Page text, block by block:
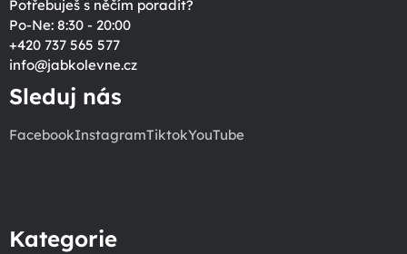
Potřebuješ s něčím poradit?
Po-Ne: 8:30 - 20:00
+420 737 565 577
info@jabkolevne.cz
Sleduj nás
FacebookInstagramTiktokYouTube
Kategorie